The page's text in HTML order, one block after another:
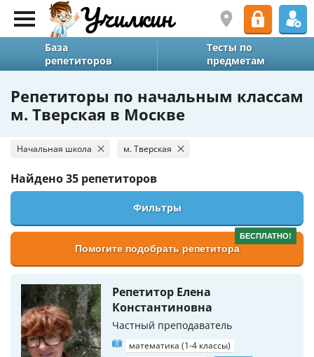
База
репетиторов
Тесты по
предметам
Репетиторы по начальным классам
м. Тверская в Москве
Начальная школа м. Тверская
Найдено35 репетиторов
Фильтры
БЕСПЛАТНО!
Помогите подобрать репетитора
Репетитор Елена
Константиновна
Частный преподаватель
математика (1-4 классы)